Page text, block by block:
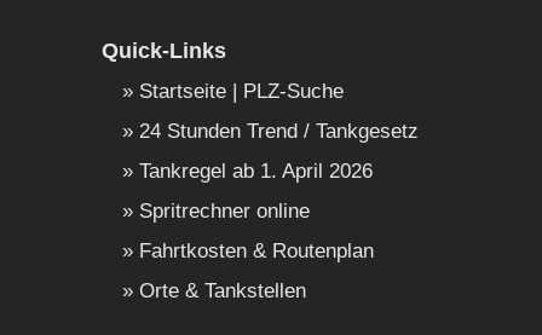
Quick-Links
Startseite | PLZ-Suche
24 Stunden Trend / Tankgesetz
Tankregel ab 1. April 2026
Spritrechner online
Fahrtkosten & Routenplan
Orte & Tankstellen